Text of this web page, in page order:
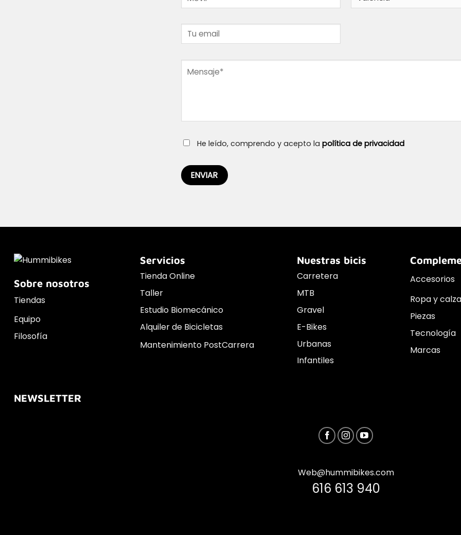
He leído, comprendo y acepto la política de privacidad
Sobre nosotros
Tiendas
Equipo
Filosofía
Servicios
Tienda Online
Taller
Estudio Biomecánico
Alquiler de Bicicletas
Mantenimiento PostCarrera
Nuestras bicis
Carretera
MTB
Gravel
E-Bikes
Urbanas
Infantiles
Accesorios
Ropa y
Piezas
Tecnología
Marcas
NEWSLETTER
Web@hummibikes.com
616 613 940